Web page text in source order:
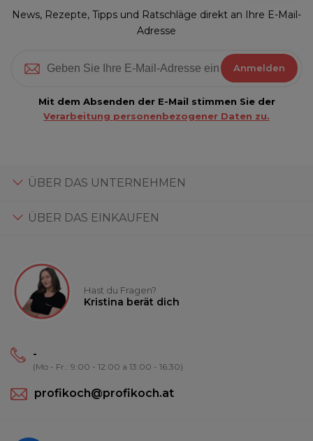
News, Rezepte, Tipps und Ratschläge direkt an Ihre E-Mail-
Adresse
Anmelden
Mit dem Absenden der E-Mail stimmen Sie der
Verarbeitung personenbezogener Daten zu.
ÜBER DAS UNTERNEHMEN
ÜBER DAS EINKAUFEN
Hast du Fragen?
Kristina berät dich
-
(Mo - Fr.: 9:00 - 12:00 a 13:00 - 16:30)
profikoch@profikoch.at